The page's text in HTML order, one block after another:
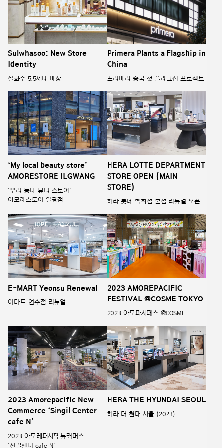
Sulwhasoo: New Store
Identity
설화수 5.5세대 매장
Primera Plants a Flagship in
China
프리메라 중국 첫 플래그십 프로젝트
‘My local beauty store’
AMORESTORE ILGWANG
‘우리 동네 뷰티 스토어’
아모레스토어 일광점
HERA LOTTE DEPARTMENT
STORE OPEN (MAIN
STORE)
헤라 롯데 백화점 본점 리뉴얼 오픈
E-MART Yeonsu Renewal
이마트 연수점 리뉴얼
2023 AMOREPACIFIC
FESTIVAL @COSME TOKYO
2023 아모파시페스 @COSME
2023 Amorepacific New
Commerce ‘Singil Center
cafe N’
2023 아모레퍼시픽 뉴커머스
‘신길센터 cafe N’
HERA THE HYUNDAI SEOUL
헤라 더 현대 서울 (2023)